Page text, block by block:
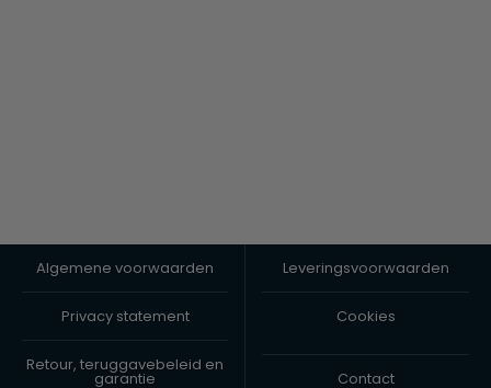
Algemene voorwaarden Leveringsvoorwaarden
Privacy statement Cookies
Retour, teruggavebeleid en
garantie Contact